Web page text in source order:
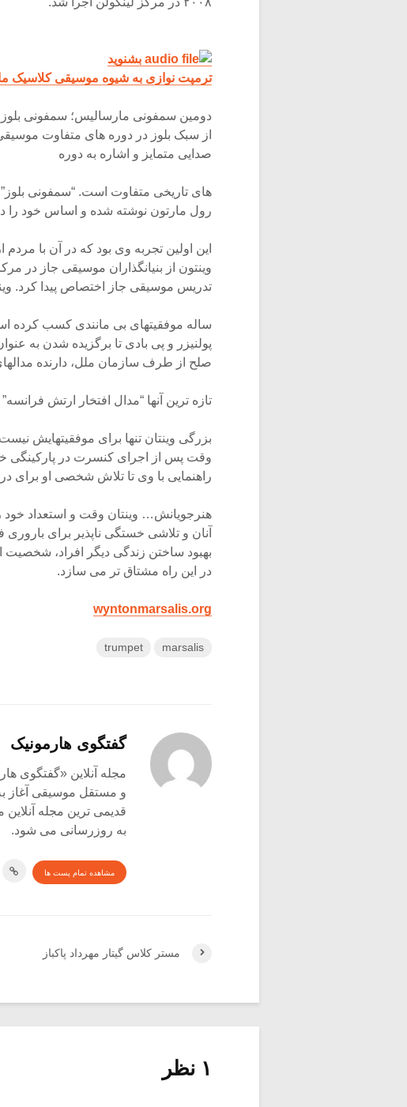
بشنوید
ترمپت نوازی به شیوه موسیقی کلاسیک
صدایی متمایز و اشاره به دوره
های تاریخی متفاوت است. “سمفونی
رول مارتون نوشته شده و اساس خود را
این اولین تجربه وی بود که در آن با
وینتون از بنیانگذاران موسیقی جاز در
تدریس موسیقی جاز اختصاص پیدا کرد.
ساله موفقیتهای بی مانندی کسب کرده
صلح از طرف سازمان ملل، دارنده
تازه ترین آنها “مدال افتخار ارتش
بزرگی وینتان تنها برای موفقیتهایش
وقت پس از اجرای کنسرت در پارکینگی
راهنمایی با وی تا تلاش شخصی او برای
هنرجویانش… وینتان وقت و استعداد
آنان و تلاشی خستگی ناپذیر برای
بهبود ساختن زندگی دیگر افراد،
در این راه مشتاق تر می سازد.
wyntonmarsalis.org
marsalis
trumpet
گفتگوی هارمونیک
و مستقل موسیقی آغاز
قدیمی ترین مجله
به روزرسانی می شود.
مشاهده تمام پست ها
مستر کلاس گیتار مهرداد پاکباز
۱ نظر